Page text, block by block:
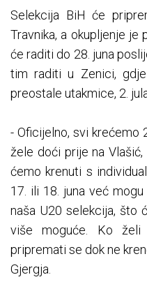
Selekcija BiH će
Travnika, a okupljenje je
će raditi do 28. juna
tim raditi u Zenici,
preostale utakmice, 2.
- Oficijelno, svi krećemo
žele doći prije na
ćemo krenuti s
17. ili 18. juna već
naša U20 selekcija, što
više moguće. Ko
pripremati se dok ne
Gjergja.